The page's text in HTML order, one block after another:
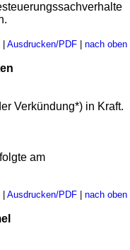
Ausdrucken/PDF| nach oben
Verkündung*) in Kraft.
am
Ausdrucken/PDF| nach oben